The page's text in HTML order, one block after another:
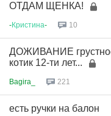
ОТДАМ ЩЕНКА!
-Кристина- 10
ДОЖИВАНИЕ
котик 12-ти лет...
Bagira_ 221
есть ручки на балон